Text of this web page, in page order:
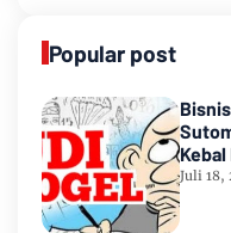
Popular post
Juli 18,